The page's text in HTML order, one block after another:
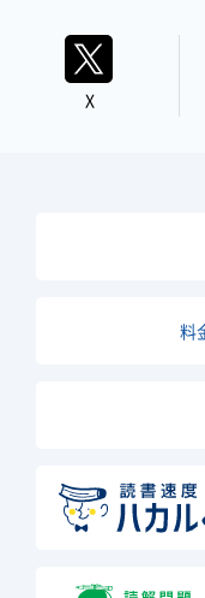
X
料